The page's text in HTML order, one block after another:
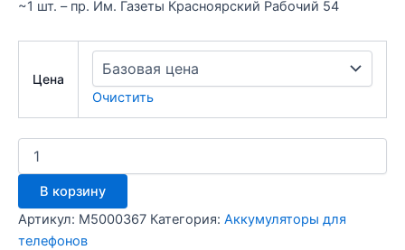
~1 шт. – пр. Им. Газеты Красноярский Рабочий 54
Цена
Очистить
Количество
товара
Аккумулятор
Huaw
G750
В корзину
Артикул: M5000367 Категория: Аккумуляторы для
телефонов